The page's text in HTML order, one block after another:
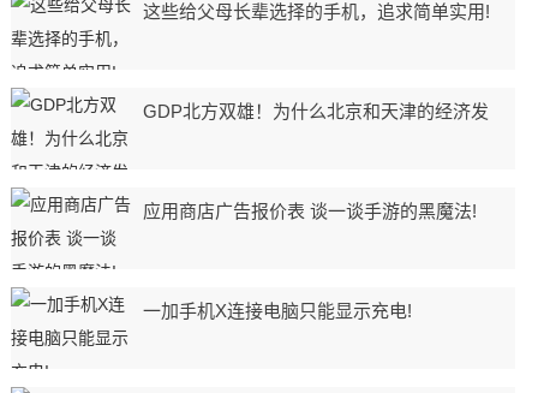
这些给父母长辈选择的手机，追求简单实用!
GDP北方双雄！为什么北京和天津的经济发
应用商店广告报价表 谈一谈手游的黑魔法!
一加手机X连接电脑只能显示充电!